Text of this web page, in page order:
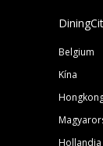
Belgium
Kína
Hollandia